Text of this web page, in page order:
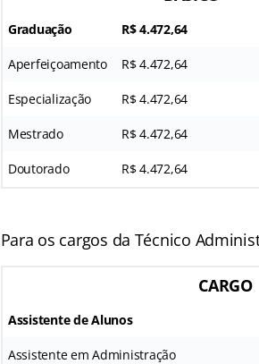
Graduação R$ 4.472,64
Aperfeiçoamento R$ 4.472,64
Especialização R$ 4.472,64
Mestrado R$ 4.472,64
Doutorado R$ 4.472,64
Para os cargos da Técnico
CARGO
Assistente de Alunos
Assistente em Administração